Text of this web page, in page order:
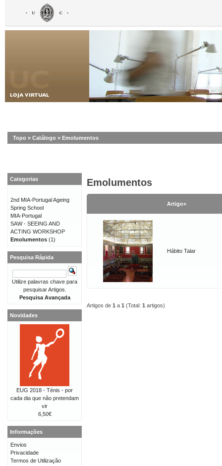
Topo » Catálogo » Emolumentos
Emolumentos
Artigo+
Hábito Talar
Artigos de 1 a 1 (Total: 1 artigos)
Categorias
2nd MIA-Portugal Ageing
Spring School
MIA-Portugal
SAW - SEEING AND
ACTING WORKSHOP
Emolumentos (1)
Pesquisa Rápida
Utilize palavras chave para
pesquisar Artigos.
Pesquisa Avançada
Novidades
EUG 2018 - Ténis - por
cada dia que não pretendam
vir
6,50€
Informações
Envios
Privacidade
Termos de Utilização